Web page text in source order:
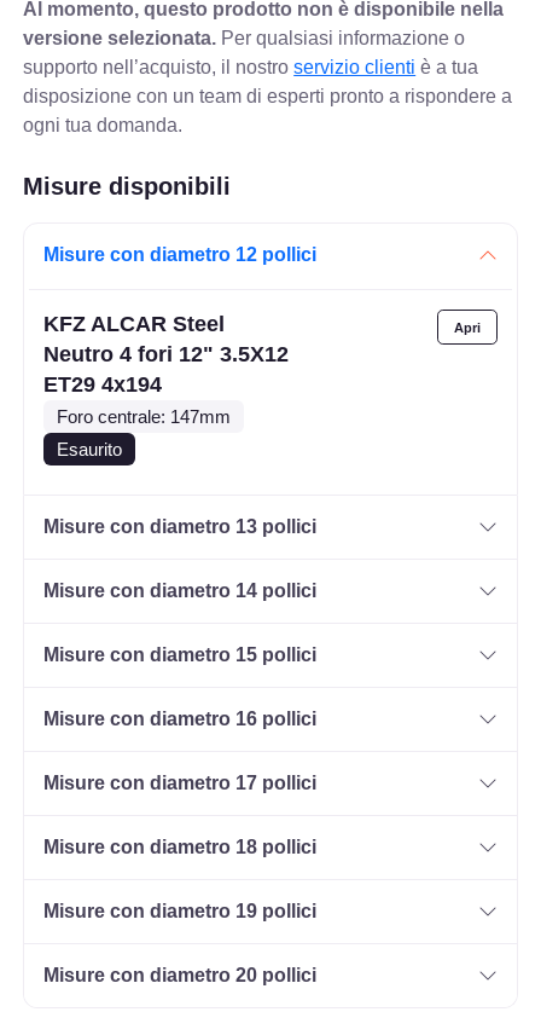
Al momento, questo prodotto non è disponibile nella
versione selezionata. Per qualsiasi informazione o
supporto nell’acquisto, il nostroservizio clienti è a tua
disposizione con un team di esperti pronto a rispondere a
ogni tua domanda.
Misure disponibili
Misure con diametro 12 pollici
KFZ ALCAR Steel
Neutro 4 fori 12" 3.5X12
ET29 4x194
Foro centrale: 147mm
Esaurito
Misure con diametro 13 pollici
Misure con diametro 14 pollici
Misure con diametro 15 pollici
Misure con diametro 16 pollici
Misure con diametro 17 pollici
Misure con diametro 18 pollici
Misure con diametro 19 pollici
Misure con diametro 20 pollici